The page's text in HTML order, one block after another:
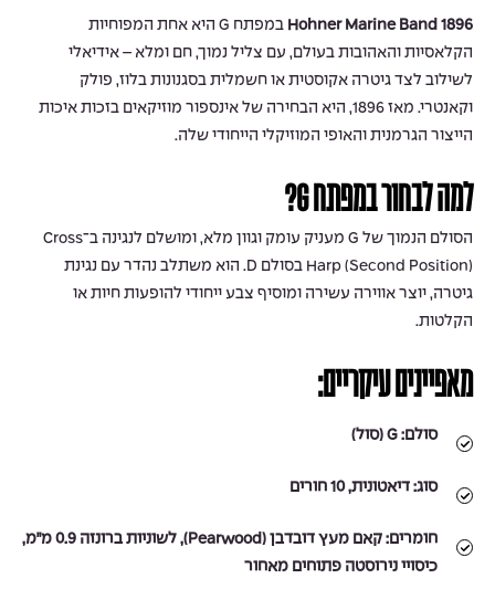
Hohner Marine Band 1896
במפתח G היא אחת המפוחיות
הקלאסיות והאהובות בעולם, עם צליל נמוך, חם ומלא – אידיאלי
לשילוב לצד גיטרה אקוסטית או חשמלית בסגנונות בלוז, פולק
וקאנטרי. מאז 1896, היא הבחירה של אינספור מוזיקאים בזכות איכות
הייצור הגרמנית והאופי המוזיקלי הייחודי שלה.
למה לבחור במפתח G?
הסולם הנמוך של G מעניק עומק וגוון מלא, ומושלם לנגינה ב־Cross
Harp (Second Position) בסולם D. הוא משתלב נהדר עם נגינת
גיטרה, יוצר אווירה עשירה ומוסיף צבע ייחודי להופעות חיות או
הקלטות.
מאפיינים עיקריים:
סולם:
סוג: דיאטונית, 10 חורים
חומרים:
קאם מעץ דובדבן (Pearwood), לשוניות ברונזה 0.9 מ״מ,
כיסויי נירוסטה פתוחים מאחור